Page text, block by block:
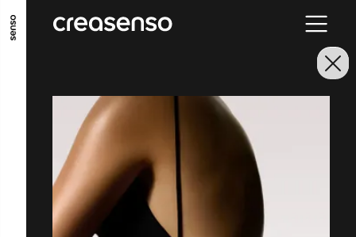
ALLER AU CONTENU PRINCIPAL